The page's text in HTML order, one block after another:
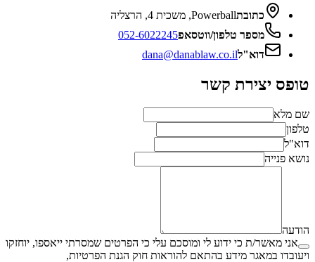
כתובתPowerball, משכית 4, הרצליה
מספר טלפון/ווטסאפ052-6022245
דוא"לdana@danablaw.co.il
טופס יצירת קשר
שם מלא
טלפון
דוא"ל
נושא פנייה
הודעה
אני מאשר/ת כי ידוע לי ומוסכם עלי כי הפרטים שמסרתי ייאספו, יוחזקו
ויעובדו במאגר מידע בהתאם להוראות חוק הגנת הפרטיות,